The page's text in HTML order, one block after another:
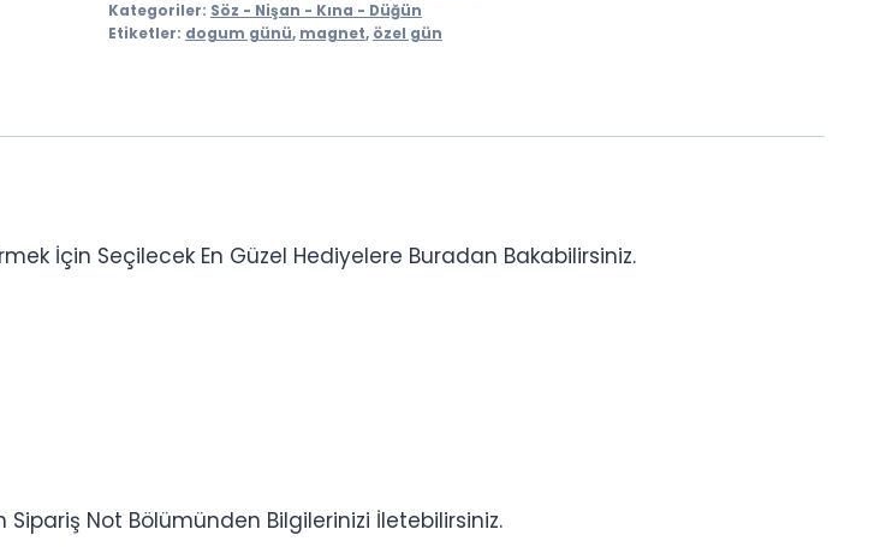
Kategoriler: Söz - Nişan - Kına - Düğün
Etiketler: dogum günü, magnet, özel gün
İçin Seçilecek En Güzel Hediyelere Buradan Bakabilirsiniz.
Sipariş Not Bölümünden Bilgilerinizi İletebilirsiniz.